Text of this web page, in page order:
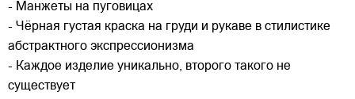
- Манжеты на пуговицах
- Чёрная густая краска на груди и рукаве в стилистике
абстрактного экспрессионизма
- Каждое изделие уникально, второго такого не
существует